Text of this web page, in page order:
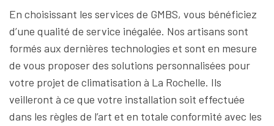
En choisissant les services de GMBS, vous bénéficiez
d’une qualité de service inégalée. Nos artisans sont
formés aux dernières technologies et sont en mesure
de vous proposer des solutions personnalisées pour
votre projet de climatisation à La Rochelle. Ils
veilleront à ce que votre installation soit effectuée
dans les règles de l’art et en totale conformité avec les